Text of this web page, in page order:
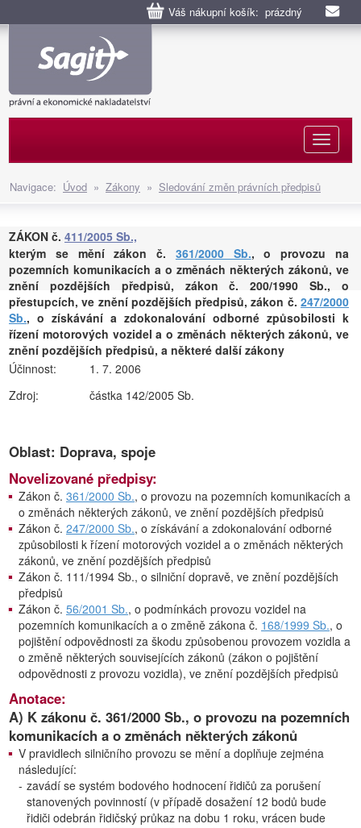
Váš nákupní košík: prázdný
Navigace: Úvod » Zákony » Sledování změn právních předpisů
ZÁKON č. 411/2005 Sb.,
kterým se mění zákon č. 361/2000 Sb., o provozu na
pozemních komunikacích a o změnách některých zákonů, ve
znění pozdějších předpisů, zákon č. 200/1990 Sb., o
přestupcích, ve znění pozdějších předpisů, zákon č. 247/2000
Sb., o získávání a zdokonalování odborné způsobilosti k
řízení motorových vozidel a o změnách některých zákonů, ve
znění pozdějších předpisů, a některé další zákony
Účinnost:
1. 7. 2006
Zdroj:
částka 142/2005 Sb.
Oblast: Doprava, spoje
Novelizované předpisy:
Zákon č. 361/2000 Sb., o provozu na pozemních komunikacích a
o změnách některých zákonů, ve znění pozdějších předpisů
Zákon č. 247/2000 Sb., o získávání a zdokonalování odborné
způsobilosti k řízení motorových vozidel a o změnách některých
zákonů, ve znění pozdějších předpisů
Zákon č. 111/1994 Sb., o silniční dopravě, ve znění pozdějších
předpisů
Zákon č. 56/2001 Sb., o podmínkách provozu vozidel na
pozemních komunikacích a o změně zákona č. 168/1999 Sb., o
pojištění odpovědnosti za škodu způsobenou provozem vozidla a
o změně některých souvisejících zákonů (zákon o pojištění
odpovědnosti z provozu vozidla), ve znění pozdějších předpisů
Anotace:
A) K zákonu č. 361/2000 Sb., o provozu na pozemních
komunikacích a o změnách některých zákonů
V pravidlech silničního provozu se mění a doplňuje zejména
následující:
- zavádí se systém bodového hodnocení řidičů za porušení
stanovených povinností (v případě dosažení 12 bodů bude
řidiči odebrán řidičský průkaz na dobu 1 roku, vrácen bude